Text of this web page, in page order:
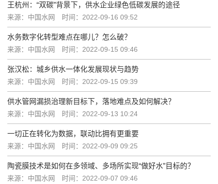
王杭州：“双碳”背景下，供水企业绿色低碳发展的途径
来源：中国水网 时间：2022-09-16 09:52
水务数字化转型难点在哪儿？怎么破？
来源：中国水网 时间：2022-09-15 09:46
张汉松：城乡供水一体化发展现状与趋势
来源：中国水网 时间：2022-09-15 09:39
供水管网漏损治理新目标下，落地难点及如何解决？
来源：中国水网 时间：2022-09-13 10:24
一切正在转化为数据，联动比拥有更重要
来源：中国水网 时间：2022-09-09 09:25
陶瓷膜技术是如何在多领域、多场所实现“做好水”目标的？
来源：中国水网 时间：2022-09-07 09:46